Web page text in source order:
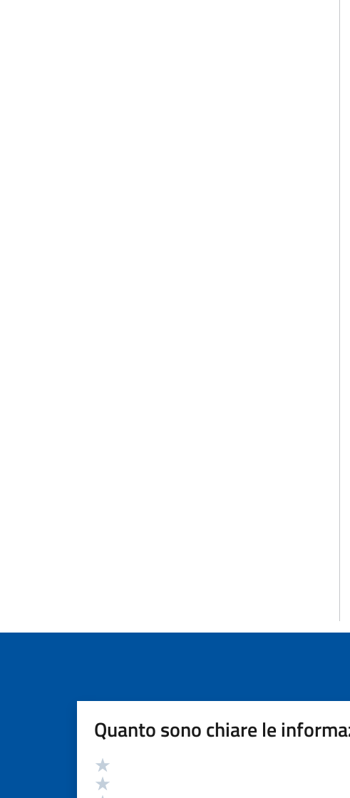
Quanto sono chiare le
Valutazione